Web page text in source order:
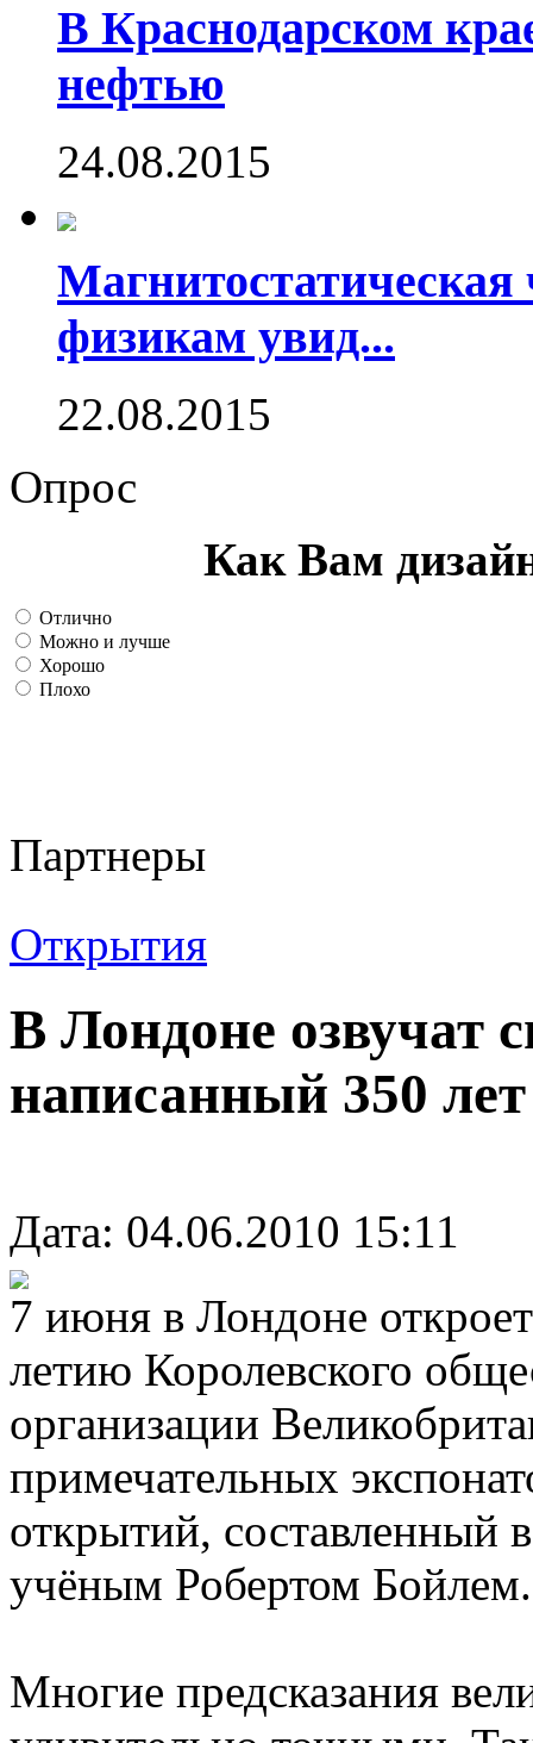
В Краснодарском
нефтью
24.08.2015
Магнитостатическая
физикам увид...
22.08.2015
Опрос
Как Вам
Отлично
Можно и лучше
Хорошо
Плохо
Партнеры
Открытия
В Лондоне озвучат
написанный 350 лет
Дата: 04.06.2010 15:11
7 июня в Лондоне
летию Королевского
организации
примечательных
открытий, составленный
учёным Робертом
Многие предсказания